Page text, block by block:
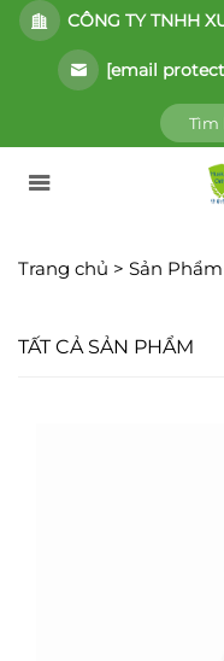
CÔNG TY TNHH
[email
Trang chủ > Sản Phẩm
TẤT CẢ SẢN PHẨM